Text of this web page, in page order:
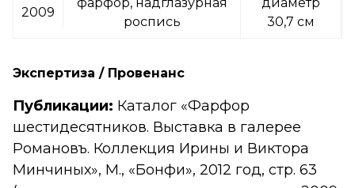
2009
роспись
30,7 см
Экспертиза / Провенанс
Публикации: Каталог «Фарфор
шестидесятников. Выставка в галерее
Романовъ. Коллекция Ирины и Виктора
Минчиных», М., «Бонфи», 2012 год, стр. 63